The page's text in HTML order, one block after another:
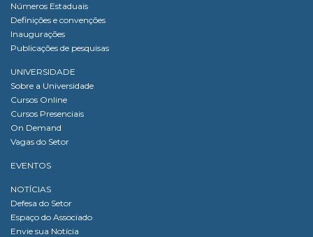
Números Estaduais
Definições e convenções
Inaugurações
Publicações de pesquisas
UNIVERSIDADE
Sobre a Universidade
Cursos Online
Cursos Presenciais
On Demand
Vagas do Setor
EVENTOS
NOTÍCIAS
Defesa do Setor
Espaço do Associado
Envie sua Notícia